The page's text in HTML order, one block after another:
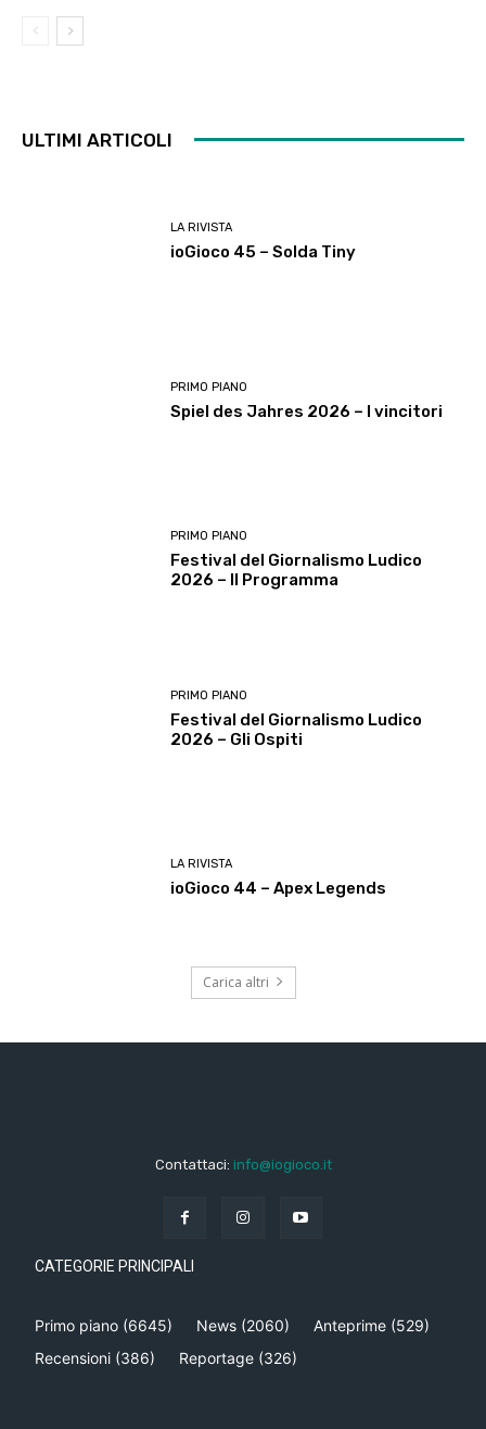
ULTIMI ARTICOLI
LA RIVISTA
ioGioco 45 – Solda Tiny
PRIMO PIANO
Spiel des Jahres 2026 – I vincitori
PRIMO PIANO
Festival del Giornalismo Ludico
2026 – Il Programma
PRIMO PIANO
Festival del Giornalismo Ludico
2026 – Gli Ospiti
LA RIVISTA
ioGioco 44 – Apex Legends
Carica altri
Contattaci: info@iogioco.it
CATEGORIE PRINCIPALI
Primo piano (6645) News (2060) Anteprime (529)
Recensioni (386) Reportage (326)